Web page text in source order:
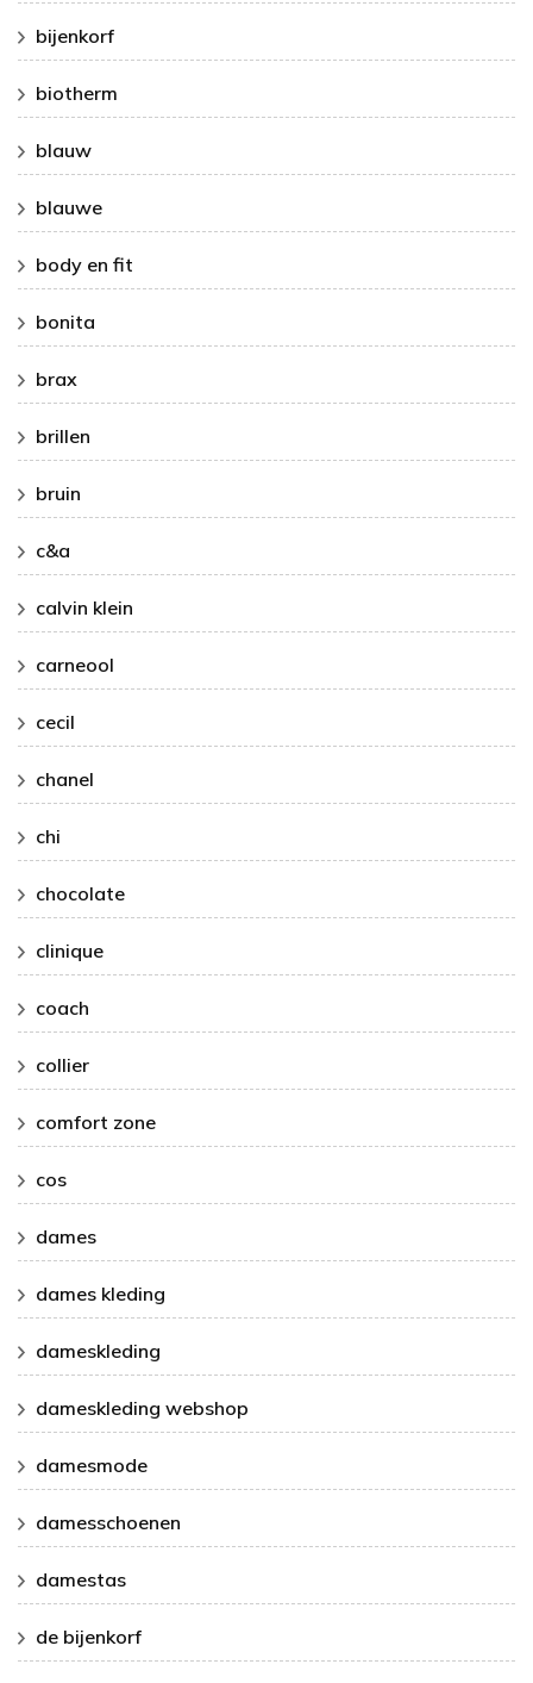
bijenkorf
biotherm
blauw
blauwe
body en fit
bonita
brax
brillen
bruin
c&a
calvin klein
carneool
cecil
chanel
chi
chocolate
clinique
coach
collier
comfort zone
cos
dames
dames kleding
dameskleding
dameskleding webshop
damesmode
damesschoenen
damestas
de bijenkorf